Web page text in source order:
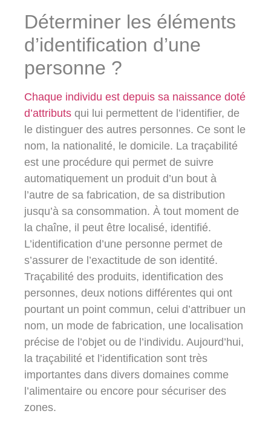
Déterminer les éléments
d’identification d’une
personne ?
Chaque individu est depuis sa naissance doté
d’attributs qui lui permettent de l’identifier, de
le distinguer des autres personnes. Ce sont le
nom, la nationalité, le domicile. La traçabilité
est une procédure qui permet de suivre
automatiquement un produit d’un bout à
l’autre de sa fabrication, de sa distribution
jusqu’à sa consommation. À tout moment de
la chaîne, il peut être localisé, identifié.
L’identification d’une personne permet de
s’assurer de l’exactitude de son identité.
Traçabilité des produits, identification des
personnes, deux notions différentes qui ont
pourtant un point commun, celui d’attribuer un
nom, un mode de fabrication, une localisation
précise de l’objet ou de l’individu. Aujourd’hui,
la traçabilité et l’identification sont très
importantes dans divers domaines comme
l’alimentaire ou encore pour sécuriser des
zones.